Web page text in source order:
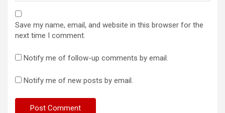
Save my name, email, and website in this browser for the
next time I comment.
Notify me of follow-up comments by email.
Notify me of new posts by email.